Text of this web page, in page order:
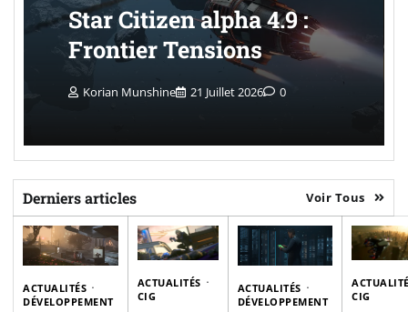
Star Citizen alpha 4.9 :
Frontier Tensions
Korian Munshine 21 Juillet 2026 0
Derniers articles Voir Tous
ACTUALITÉS
DÉVELOPPEMENT
ACTUALITÉS
CIG
ACTUALITÉS
DÉVELOPPEMENT
CIG